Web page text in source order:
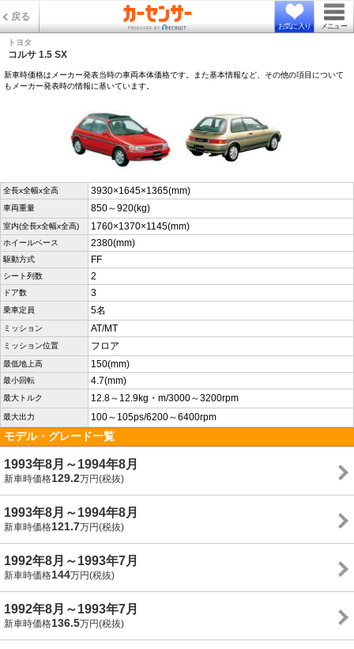
戻る
お気に入り メニュー
トヨタ
コルサ 1.5 SX
新車時価格はメーカー発表当時の車両本体価格です。また基本情報など、その他の項目について
もメーカー発表時の情報に基いています。
全長x全幅x全高 3930×1645×1365(mm)
車両重量 850～920(kg)
室内(全長x全幅x全高) 1760×1370×1145(mm)
ホイールベース 2380(mm)
駆動方式 FF
シート列数 2
ドア数 3
乗車定員 5名
ミッション AT/MT
ミッション位置 フロア
最低地上高 150(mm)
最小回転 4.7(mm)
最大トルク 12.8～12.9kg・m/3000～3200rpm
最大出力 100～105ps/6200～6400rpm
モデル・グレード一覧
1993年8月～1994年8月
新車時価格129.2万円(税抜)
1993年8月～1994年8月
新車時価格121.7万円(税抜)
1992年8月～1993年7月
新車時価格144万円(税抜)
1992年8月～1993年7月
新車時価格136.5万円(税抜)